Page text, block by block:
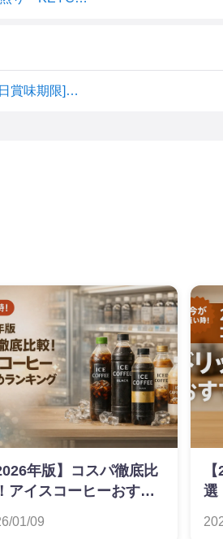
キー インスタントコーヒー スペシャルブレンド 80g 箱なし 瓶 珈琲 [2028年5月31日賞味期限]【ワインならリカオー】
年版】コスパ徹底比
アイスコーヒーおすす
01/09
選